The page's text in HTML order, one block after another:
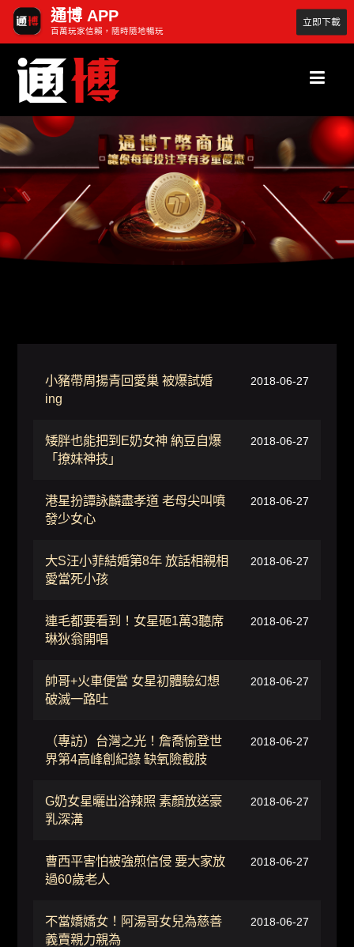
通博 APP
百萬玩家信賴，隨時隨地暢玩
立即下載
2018-06-27
小豬帶周揚青回愛巢 被爆試婚
ing
2018-06-27
矮胖也能把到E奶女神 納豆自爆
「撩妹神技」
2018-06-27
港星扮譚詠麟盡孝道 老母尖叫噴
發少女心
2018-06-27
大S汪小菲結婚第8年 放話相親相
愛當死小孩
2018-06-27
連毛都要看到！女星砸1萬3聽席
琳狄翁開唱
2018-06-27
帥哥+火車便當 女星初體驗幻想
破滅一路吐
2018-06-27
（專訪）台灣之光！詹喬愉登世
界第4高峰創紀錄 缺氧險截肢
2018-06-27
G奶女星曬出浴辣照 素顏放送豪
乳深溝
2018-06-27
曹西平害怕被強煎信侵 要大家放
過60歲老人
2018-06-27
不當嬌嬌女！阿湯哥女兒為慈善
義賣親力親為